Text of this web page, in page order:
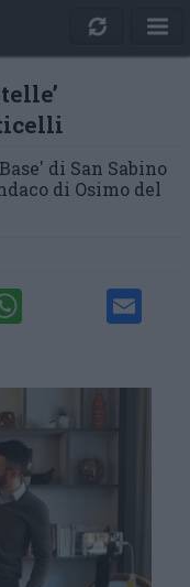
di San Sabino
di Osimo del